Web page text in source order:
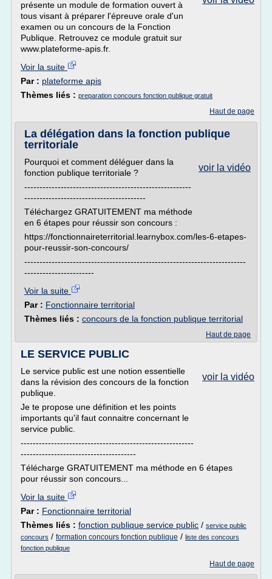
présente un module de formation ouvert à
tous visant à préparer l'épreuve orale d'un
examen ou un concours de la Fonction
Publique. Retrouvez ce module gratuit sur
www.plateforme-apis.fr.
Voir la suite
Par : plateforme apis
Thèmes liés : preparation concours fonction publique gratuit
Haut de page
La délégation dans la fonction publique
territoriale
voir la vidéo
Pourquoi et comment déléguer dans la
fonction publique territoriale ?
-------------------------------------------------------
----------------------------------------
Téléchargez GRATUITEMENT ma méthode
en 6 étapes pour réussir son concours :
https://fonctionnaireterritorial.learnybox.com/les-6-etapes-
pour-reussir-son-concours/
-------------------------------------------------------------------------
-----------------------
Voir la suite
Par : Fonctionnaire territorial
Thèmes liés : concours de la fonction publique territorial
Haut de page
LE SERVICE PUBLIC
voir la vidéo
Le service public est une notion essentielle
dans la révision des concours de la fonction
publique.
Je te propose une définition et les points
importants qu'il faut connaitre concernant le
service public.
---------------------------------------------------------
--------------------------------------
Télécharge GRATUITEMENT ma méthode en 6 étapes
pour réussir son concours...
Voir la suite
Par : Fonctionnaire territorial
Thèmes liés : fonction publique service public / service public
concours / formation concours fonction publique / liste des concours
fonction publique
Haut de page